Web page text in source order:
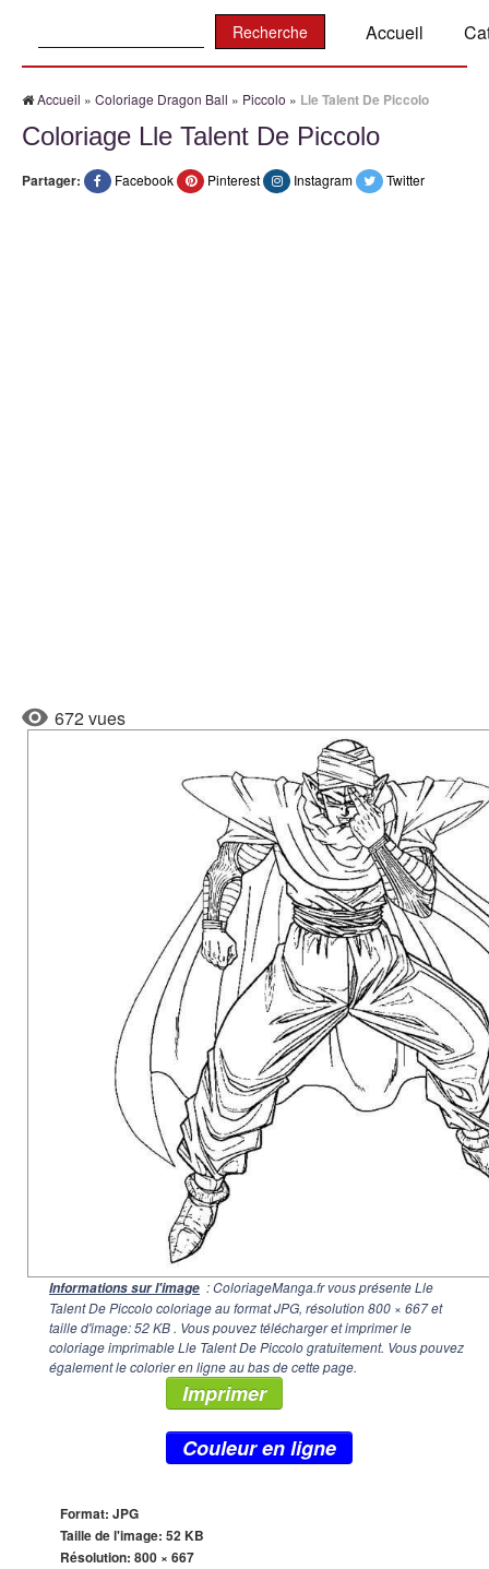
Accueil
Accueil » Coloriage Dragon Ball » Piccolo » Lle Talent De Piccolo
Coloriage Lle Talent De Piccolo
Partager: Facebook Pinterest Instagram Twitter
672 vues
Informations sur l'image : ColoriageManga.fr vous présente Lle
Talent De Piccolo coloriage au format JPG, résolution800 × 667et
taille d'image: 52 KB . Vous pouvez télécharger et imprimer le
coloriage imprimable Lle Talent De Piccolo gratuitement. Vous pouvez
également le colorier en ligne au bas de cette page.
Imprimer
Couleur en ligne
Format: JPG
Taille de l'image: 52 KB
Résolution: 800 × 667